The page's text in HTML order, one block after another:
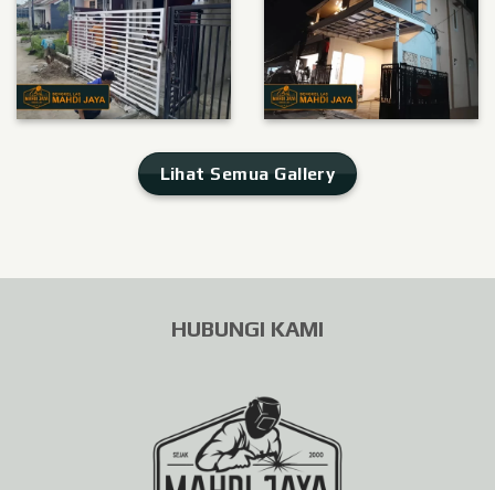
Lihat Semua Gallery
HUBUNGI KAMI